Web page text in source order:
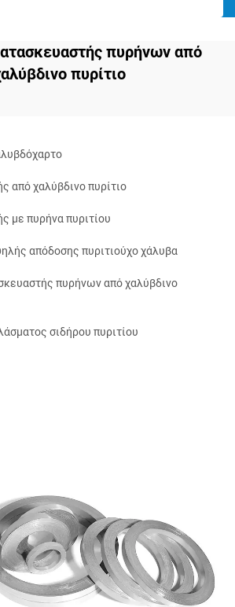
πυρήνων από
πυρίτιο
από χαλύβδινο πυρίτιο
με πυρήνα πυριτίου
απόδοσης πυριτιούχο χάλυβα
πυρήνων από χαλύβδινο
σιδήρου πυριτίου